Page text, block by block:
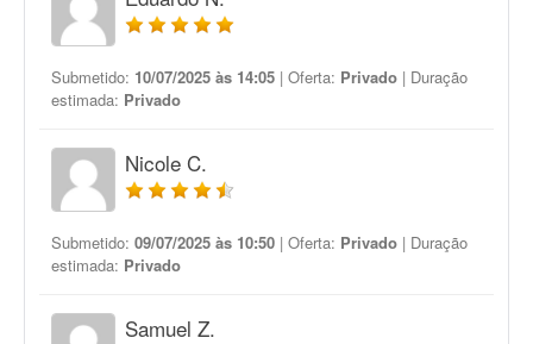
Submetido: 10/07/2025 às 14:05 | Oferta: Privado | Duração
estimada: Privado
Nicole C.
Submetido: 09/07/2025 às 10:50 | Oferta: Privado | Duração
estimada: Privado
Samuel Z.